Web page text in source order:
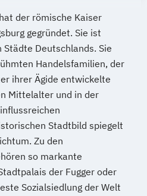
der römische Kaiser
gegründet. Sie ist
Deutschlands. Sie
Handelsfamilien, der
ihrer Ägide entwickelte
Mittelalter und in der
Stadtbild spiegelt
Zu den
so markante
der Fugger oder
Sozialsiedlung der Welt